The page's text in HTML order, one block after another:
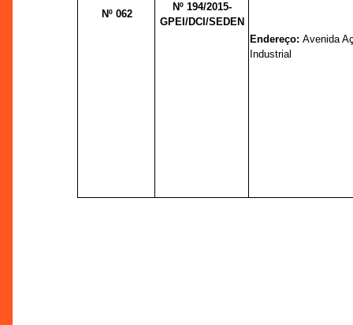
Nº 062
Nº 194/2015-
GPEI/DCI/SEDEN
Endereço:Avenida
Industrial